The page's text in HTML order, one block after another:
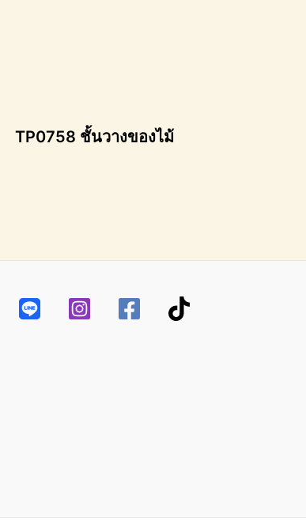
TP0758 ชั้นวางของไม้